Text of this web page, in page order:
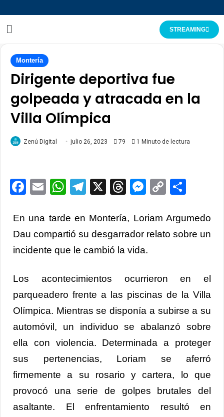
STREAMING
Montería
Dirigente deportiva fue
golpeada y atracada en la
Villa Olímpica
Zenú Digital julio 26, 2023 79 1 Minuto de lectura
Facebook
EmailWhatsApp
Telegram
X ThreadsCopy
En una tarde en Montería, Loriam Argumedo
Dau compartió su desgarrador relato sobre un
incidente que le cambió la vida.
Los acontecimientos ocurrieron en el
parqueadero frente a las piscinas de la Villa
Olímpica. Mientras se disponía a subirse a su
automóvil, un individuo se abalanzó sobre
ella con violencia. Determinada a proteger
sus pertenencias, Loriam se aferró
firmemente a su rosario y cartera, lo que
provocó una serie de golpes brutales del
asaltante. El enfrentamiento resultó en